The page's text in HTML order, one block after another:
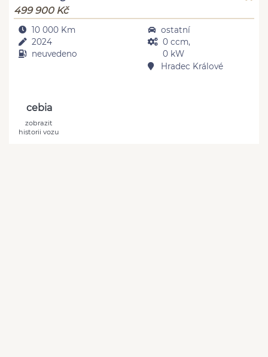
499 900 Kč
10 000 Km
2024
neuvedeno
ostatní
0 ccm,
0 kW
Hradec Králové
cebia
zobrazit
historii vozu